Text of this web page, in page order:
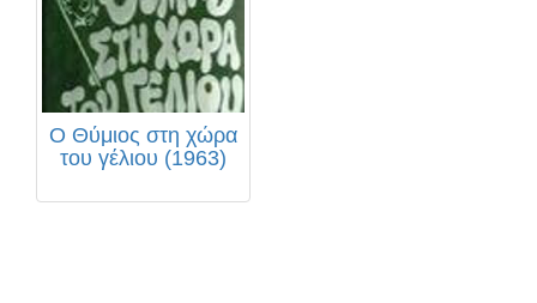
Ο Θύμιος στη χώρα
του γέλιου (1963)